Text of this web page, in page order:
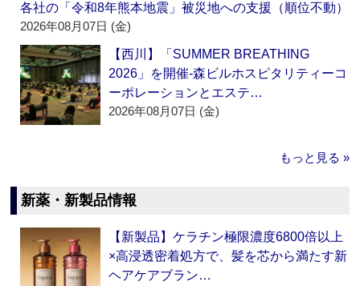
各社の「令和8年熊本地震」被災地への支援（順位不動）
2026年08月07日 (金)
【西川】「SUMMER BREATHING
2026」を開催‐森ビルホスピタリティーコ
ーポレーションとエステ…
2026年08月07日 (金)
もっと見る »
新薬・新製品情報
【新製品】ケラチン極限濃度6800倍以上
×高浸透密着処方で、髪を芯から満たす新
ヘアケアブラン…